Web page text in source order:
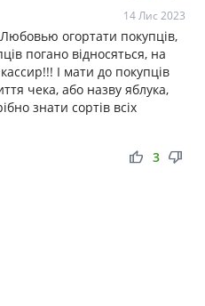
14 Лис 2023
огортати покупців,
погано відносяться, на
І мати до покупців
чека, або назву яблука,
знати сортів всіх
thumb_up thumb_down
3